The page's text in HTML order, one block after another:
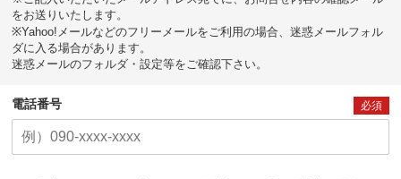
をお送りいたします。
※Yahoo!メールなどのフリーメールをご利用の場合、迷惑メールフォル
ダに入る場合があります。
迷惑メールのフォルダ・設定等をご確認下さい。
電話番号 必須